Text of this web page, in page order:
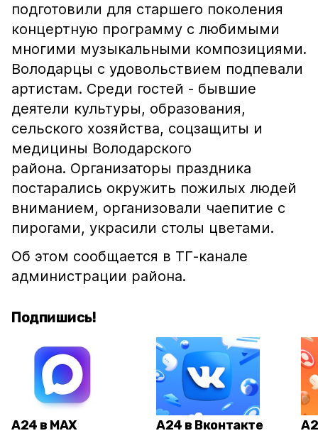
подготовили для старшего поколения
концертную программу с любимыми
многими музыкальными композициями.
Володарцы с удовольствием подпевали
артистам. Среди гостей - бывшие
деятели культуры, образования,
сельского хозяйства, соцзащиты и
медицины Володарского
района. Организаторы праздника
постарались окружить пожилых людей
вниманием, организовали чаепитие с
пирогами, украсили столы цветами.
Об этом сообщается в ТГ-канале
администрации района.
Подпишись!
А24 в MAX А24 в Вконтакте